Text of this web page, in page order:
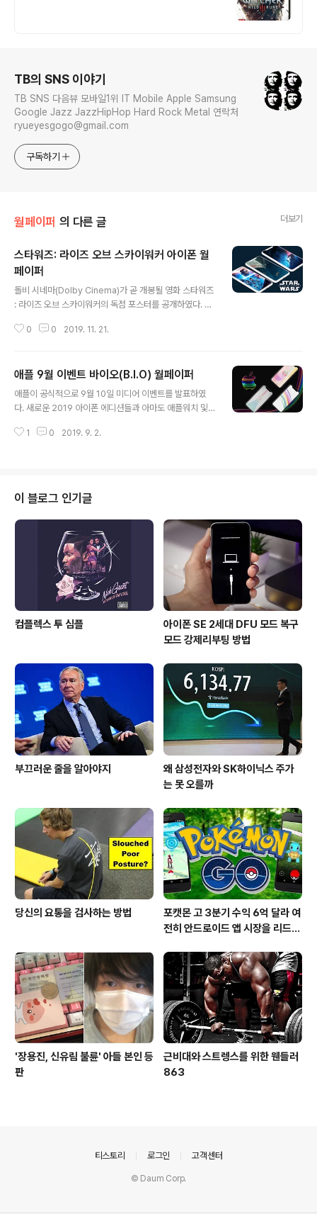
TB의 SNS 이야기
TB SNS 다음뷰 모바일1위 IT Mobile Apple Samsung
Google Jazz JazzHipHop Hard Rock Metal 연락처
ryueyesgogo@gmail.com
구독하기
월페이퍼 의 다른 글 더보기
스타워즈: 라이즈 오브 스카이워커 아이폰 월
페이퍼
돌비 시네마(Dolby Cinema)가 곧 개봉될 영화 스타워즈
: 라이즈 오브 스카이워커의 독점 포스터를 공개하였다. 12
작의 마지막편을 보여주기 위한 준비를 하면서 열광적인
다운로드를 확인토록 하자. 스타워즈 : 라이즈 오브 스카이
워커 아이폰 월페이퍼 이번주 초, 우리는 일요일에 공개해
오던 금주의 월페이퍼들에 디즈니 플러스(Disney+)의 오
alorian)의 하일라이트를 포함하였다. Check out the
0 0 2019. 11. 21.
애플 9월 이벤트 바이오(B.I.O) 월페이퍼
애플이 공식적으로 9월 10일 미디어 이벤트를 발표하였
다. 새로운 2019 아이폰 에디션들과 아마도 애플워치 및
전망된다. 연례행사로써, 우리는 아이폰 11 이벤트 월페이
아이폰 11 9월 이벤트 월페이퍼들은 지난주 목요일 매체들
에게 보내어진 최소한의(의미를 함축한) 초대장 헌정이다.
그 초대장은 심플하게 애플의 전통적인 레인보우 로고가
포함된다. 만약 당신이 점을 치는 중이라면(초대장에 내포
된 의미를 추론하는 중이라면), 몇몇 사람들은 그 초대장이
아이폰11 모델들 중에서 나타날 것이..
1 0 2019. 9. 2.
이 블로그 인기글
컴플렉스 투 심플
아이폰 SE 2세대 DFU 모드 복구
모드 강제리부팅 방법
부끄러운 줄을 알아야지
왜 삼성전자와 SK하이닉스 주가
는 못 오를까
당신의 요통을 검사하는 방법
포캣몬 고 3분기 수익 6억 달라 여
전히 안드로이드 앱 시장을 리드
'장용진, 신유림 불륜' 아들 본인 등
판
근비대와 스트렝스를 위한 웬들러
863
티스토리 로그인 고객센터
© Daum Corp.